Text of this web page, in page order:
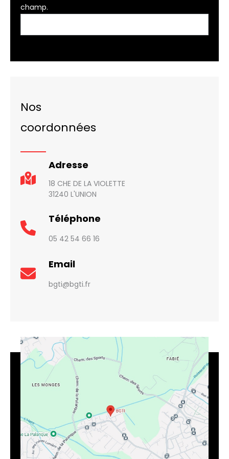
champ.
Nos
coordonnées
Adresse
18 CHE DE LA VIOLETTE
31240 L'UNION
Téléphone
05 42 54 66 16
Email
bgti@bgti.fr